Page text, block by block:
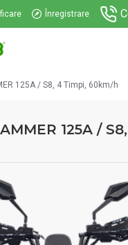
Înregistrare
125A / S8, 4 Timpi, 60km/h
125A /